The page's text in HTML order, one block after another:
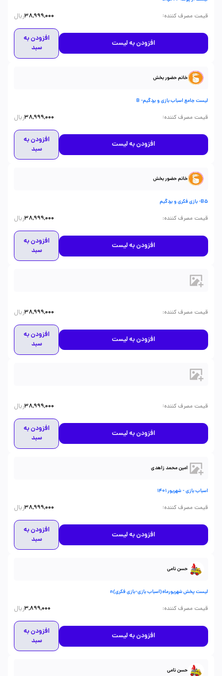
قیمت مصرف کننده:
38,999,000ریال
افزودن به لیست
افزودن به
سبد
خانم حضور بخش
لیست جامع اسباب بازی و بردگیم- B
قیمت مصرف کننده:
38,999,000ریال
افزودن به لیست
افزودن به
سبد
خانم حضور بخش
B5- بازی فکری و بردگیم
قیمت مصرف کننده:
38,999,000ریال
افزودن به لیست
افزودن به
سبد
قیمت مصرف کننده:
38,999,000ریال
افزودن به لیست
افزودن به
سبد
قیمت مصرف کننده:
38,999,000ریال
افزودن به لیست
افزودن به
سبد
امین محمد زاهدی
اسباب بازی - شهریور 1401
قیمت مصرف کننده:
38,999,000ریال
افزودن به لیست
افزودن به
سبد
حسن نامی
لیست پخش شهریورماه(اسباب بازی-بازی فکری)n
قیمت مصرف کننده:
3,899,000ریال
افزودن به لیست
افزودن به
سبد
حسن نامی